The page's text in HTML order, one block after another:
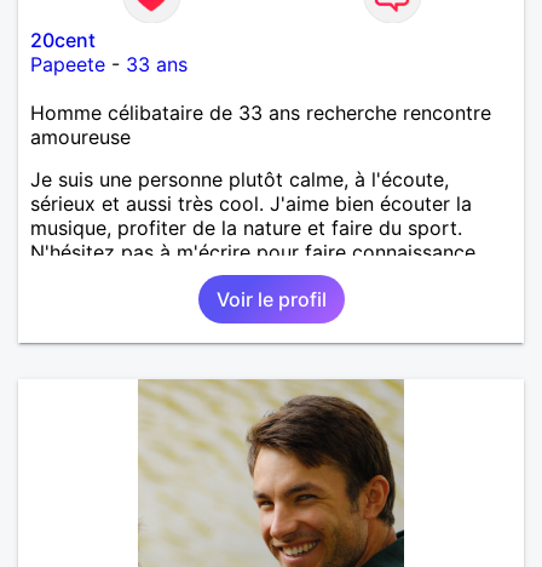
20cent
Papeete - 33 ans
Homme célibataire de 33 ans recherche rencontre
amoureuse
Je suis une personne plutôt calme, à l'écoute,
sérieux et aussi très cool. J'aime bien écouter la
musique, profiter de la nature et faire du sport.
N'hésitez pas à m'écrire pour faire connaissance.
Voir le profil